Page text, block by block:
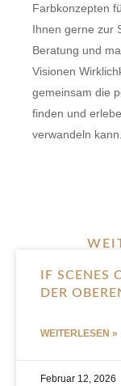
Farbkonzepten
Ihnen gerne zur
Beratung und
Visionen
gemeinsam die
finden und
verwandeln kann.
IF SCENES
DER
WEITERLESEN »
Februar 12, 2026